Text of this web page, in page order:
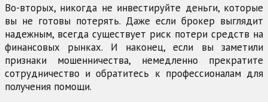
Во-вторых, никогда не инвестируйте деньги, которые
вы не готовы потерять. Даже если брокер выглядит
надежным, всегда существует риск потери средств на
финансовых рынках. И наконец, если вы заметили
признаки мошенничества, немедленно прекратите
сотрудничество и обратитесь к профессионалам для
получения помощи.